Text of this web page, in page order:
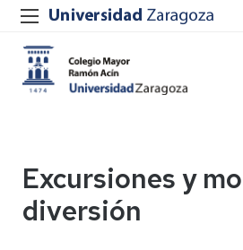
Excursiones y
diversión